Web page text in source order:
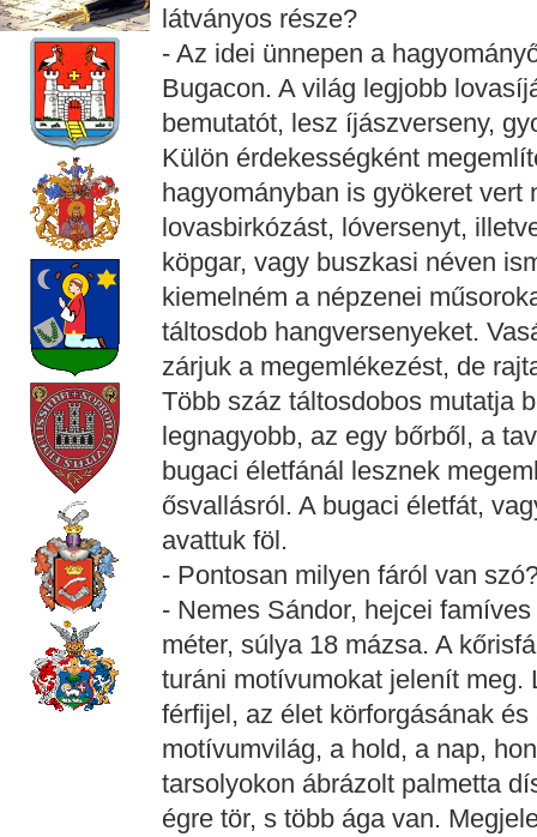
látványos része?
- Az idei ünnepen a
Bugacon. A világ legjobb
bemutatót, lesz íjászverseny,
Külön érdekességként
hagyományban is gyökeret
lovasbirkózást, lóversenyt,
köpgar, vagy buszkasi néven
kiemelném a népzenei
táltosdob hangversenyeket.
zárjuk a megemlékezést, de
Több száz táltosdobos mutatja
legnagyobb, az egy bőrből, a
bugaci életfánál lesznek
ősvallásról. A bugaci életfát,
avattuk föl.
- Pontosan milyen fáról van
- Nemes Sándor, hejcei
méter, súlya 18 mázsa. A
turáni motívumokat jelenít meg.
férfijel, az élet körforgásának
motívumvilág, a hold, a nap,
tarsolyokon ábrázolt palmetta
égre tör, s több ága van.